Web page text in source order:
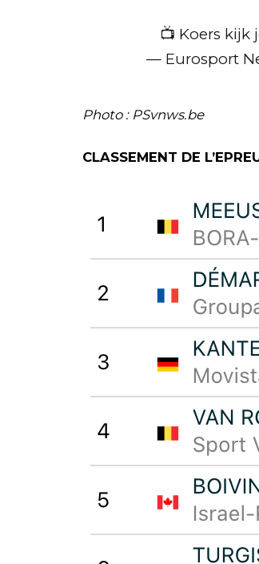
📺 Koers kijk
— Eurosport
Photo : PSvnws.be
CLASSEMENT DE